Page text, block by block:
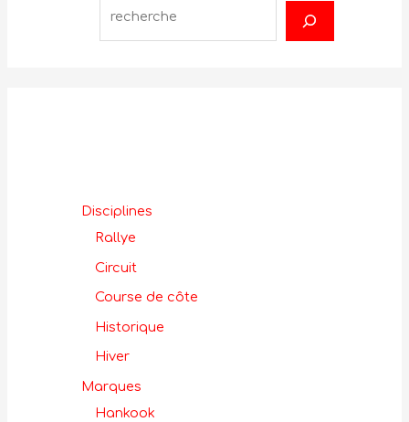
Disciplines
Rallye
Circuit
Course de côte
Historique
Hiver
Marques
Hankook